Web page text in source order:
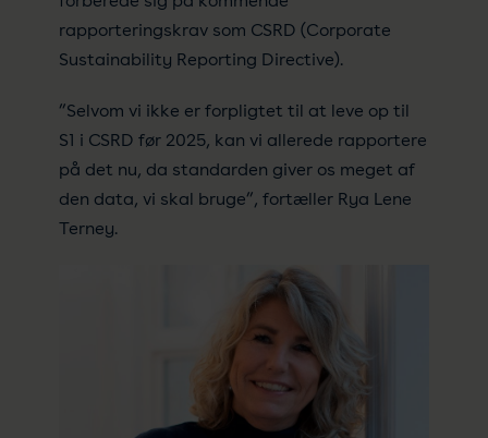
rapporteringskrav som CSRD (Corporate
Sustainability Reporting Directive).
”Selvom vi ikke er forpligtet til at leve op til
S1 i CSRD før 2025, kan vi allerede rapportere
på det nu, da standarden giver os meget af
den data, vi skal bruge”, fortæller Rya Lene
Terney.